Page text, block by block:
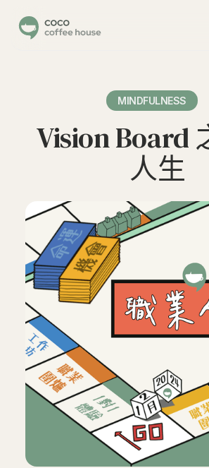
MINDFULNESS
Vision Board
人生